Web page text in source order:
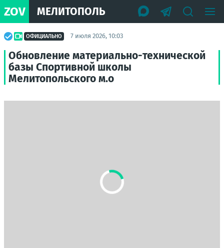
ZOV МЕЛИТОПОЛЬ
ОФИЦИАЛЬНО 7 июля 2026, 10:03
Обновление материально-технической
базы Спортивной школы
Мелитопольского м.о